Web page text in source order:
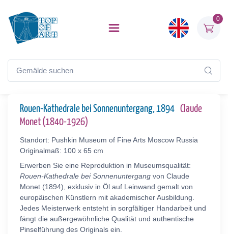
0
Rouen-Kathedrale bei Sonnenuntergang, 1894 Claude
Monet (1840-1926)
Standort: Pushkin Museum of Fine Arts Moscow Russia
Originalmaß: 100 x 65 cm
Erwerben Sie eine Reproduktion in Museumsqualität:
Rouen-Kathedrale bei Sonnenuntergang von Claude
Monet (1894), exklusiv in Öl auf Leinwand gemalt von
europäischen Künstlern mit akademischer Ausbildung.
Jedes Meisterwerk entsteht in sorgfältiger Handarbeit und
fängt die außergewöhnliche Qualität und authentische
Pinselführung des Originals ein.